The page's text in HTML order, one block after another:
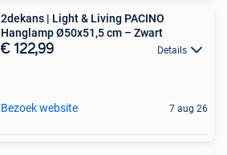
2dekans | Light & Living PACINO
Hanglamp Ø50x51,5 cm – Zwart
€ 122,99 Details
Bezoek website 7 aug 26